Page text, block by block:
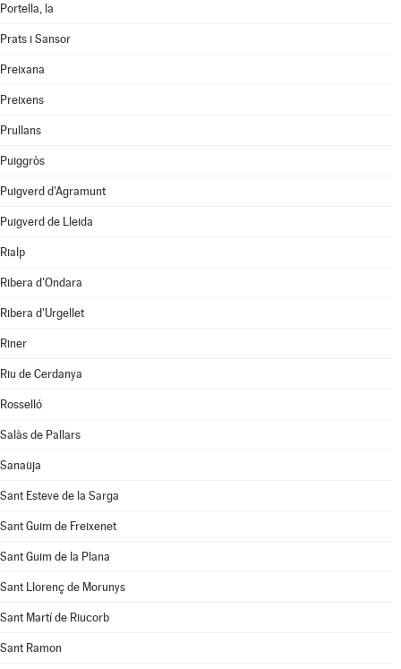
Portella, la
Prats i Sansor
Preixana
Preixens
Prullans
Puiggròs
Puigverd d'Agramunt
Puigverd de Lleida
Rialp
Ribera d'Ondara
Ribera d'Urgellet
Riner
Riu de Cerdanya
Rosselló
Salàs de Pallars
Sanaüja
Sant Esteve de la Sarga
Sant Guim de Freixenet
Sant Guim de la Plana
Sant Llorenç de Morunys
Sant Martí de Riucorb
Sant Ramon